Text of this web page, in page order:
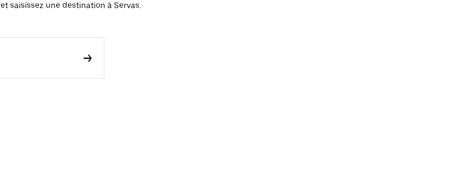
saisissez une destination à Servas.